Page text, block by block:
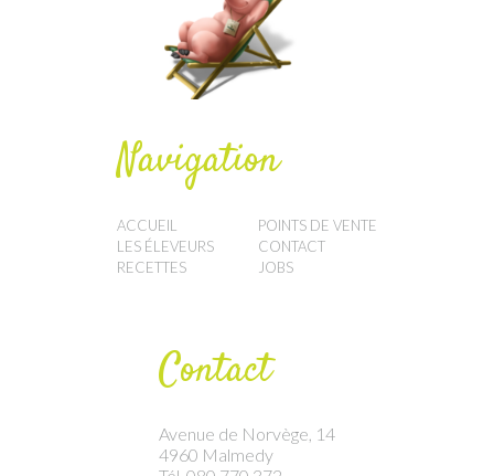
Navigation
ACCUEIL
LES ÉLEVEURS
RECETTES
POINTS DE VENTE
CONTACT
JOBS
Contact
Avenue de Norvège, 14
4960 Malmedy